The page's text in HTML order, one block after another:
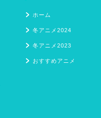
ホーム
冬アニメ2024
冬アニメ2023
おすすめアニメ